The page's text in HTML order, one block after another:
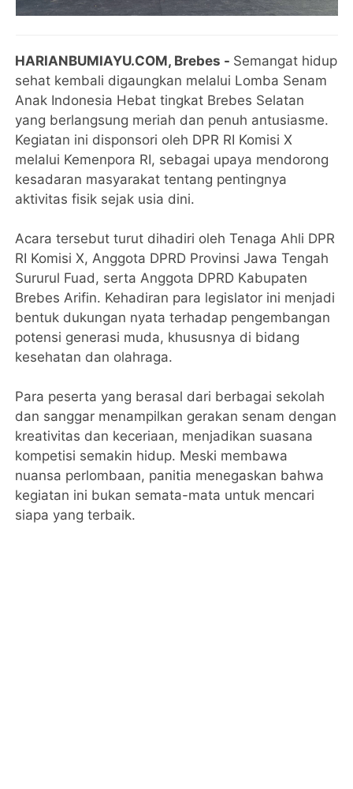
HARIANBUMIAYU.COM, Brebes - Semangat hidup
sehat kembali digaungkan melalui Lomba Senam
Anak Indonesia Hebat tingkat Brebes Selatan
yang berlangsung meriah dan penuh antusiasme.
Kegiatan ini disponsori oleh DPR RI Komisi X
melalui Kemenpora RI, sebagai upaya mendorong
kesadaran masyarakat tentang pentingnya
aktivitas fisik sejak usia dini.
Acara tersebut turut dihadiri oleh Tenaga Ahli DPR
RI Komisi X, Anggota DPRD Provinsi Jawa Tengah
Sururul Fuad, serta Anggota DPRD Kabupaten
Brebes Arifin. Kehadiran para legislator ini menjadi
bentuk dukungan nyata terhadap pengembangan
potensi generasi muda, khususnya di bidang
kesehatan dan olahraga.
Para peserta yang berasal dari berbagai sekolah
dan sanggar menampilkan gerakan senam dengan
kreativitas dan keceriaan, menjadikan suasana
kompetisi semakin hidup. Meski membawa
nuansa perlombaan, panitia menegaskan bahwa
kegiatan ini bukan semata-mata untuk mencari
siapa yang terbaik.